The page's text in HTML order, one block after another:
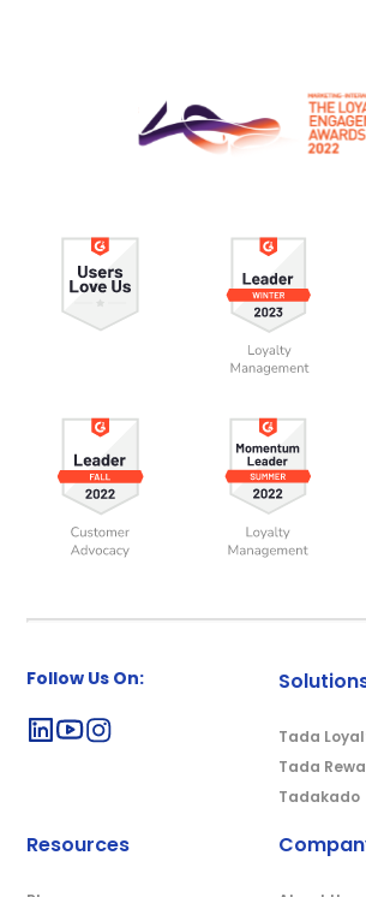
Follow Us On:
Tada
Tada
Tadakado
Resources